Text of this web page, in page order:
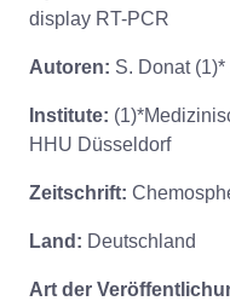
display RT-PCR
Autoren: S. Donat (1)*
Institute:
HHU Düsseldorf
Zeitschrift:
Land: Deutschland
Art der